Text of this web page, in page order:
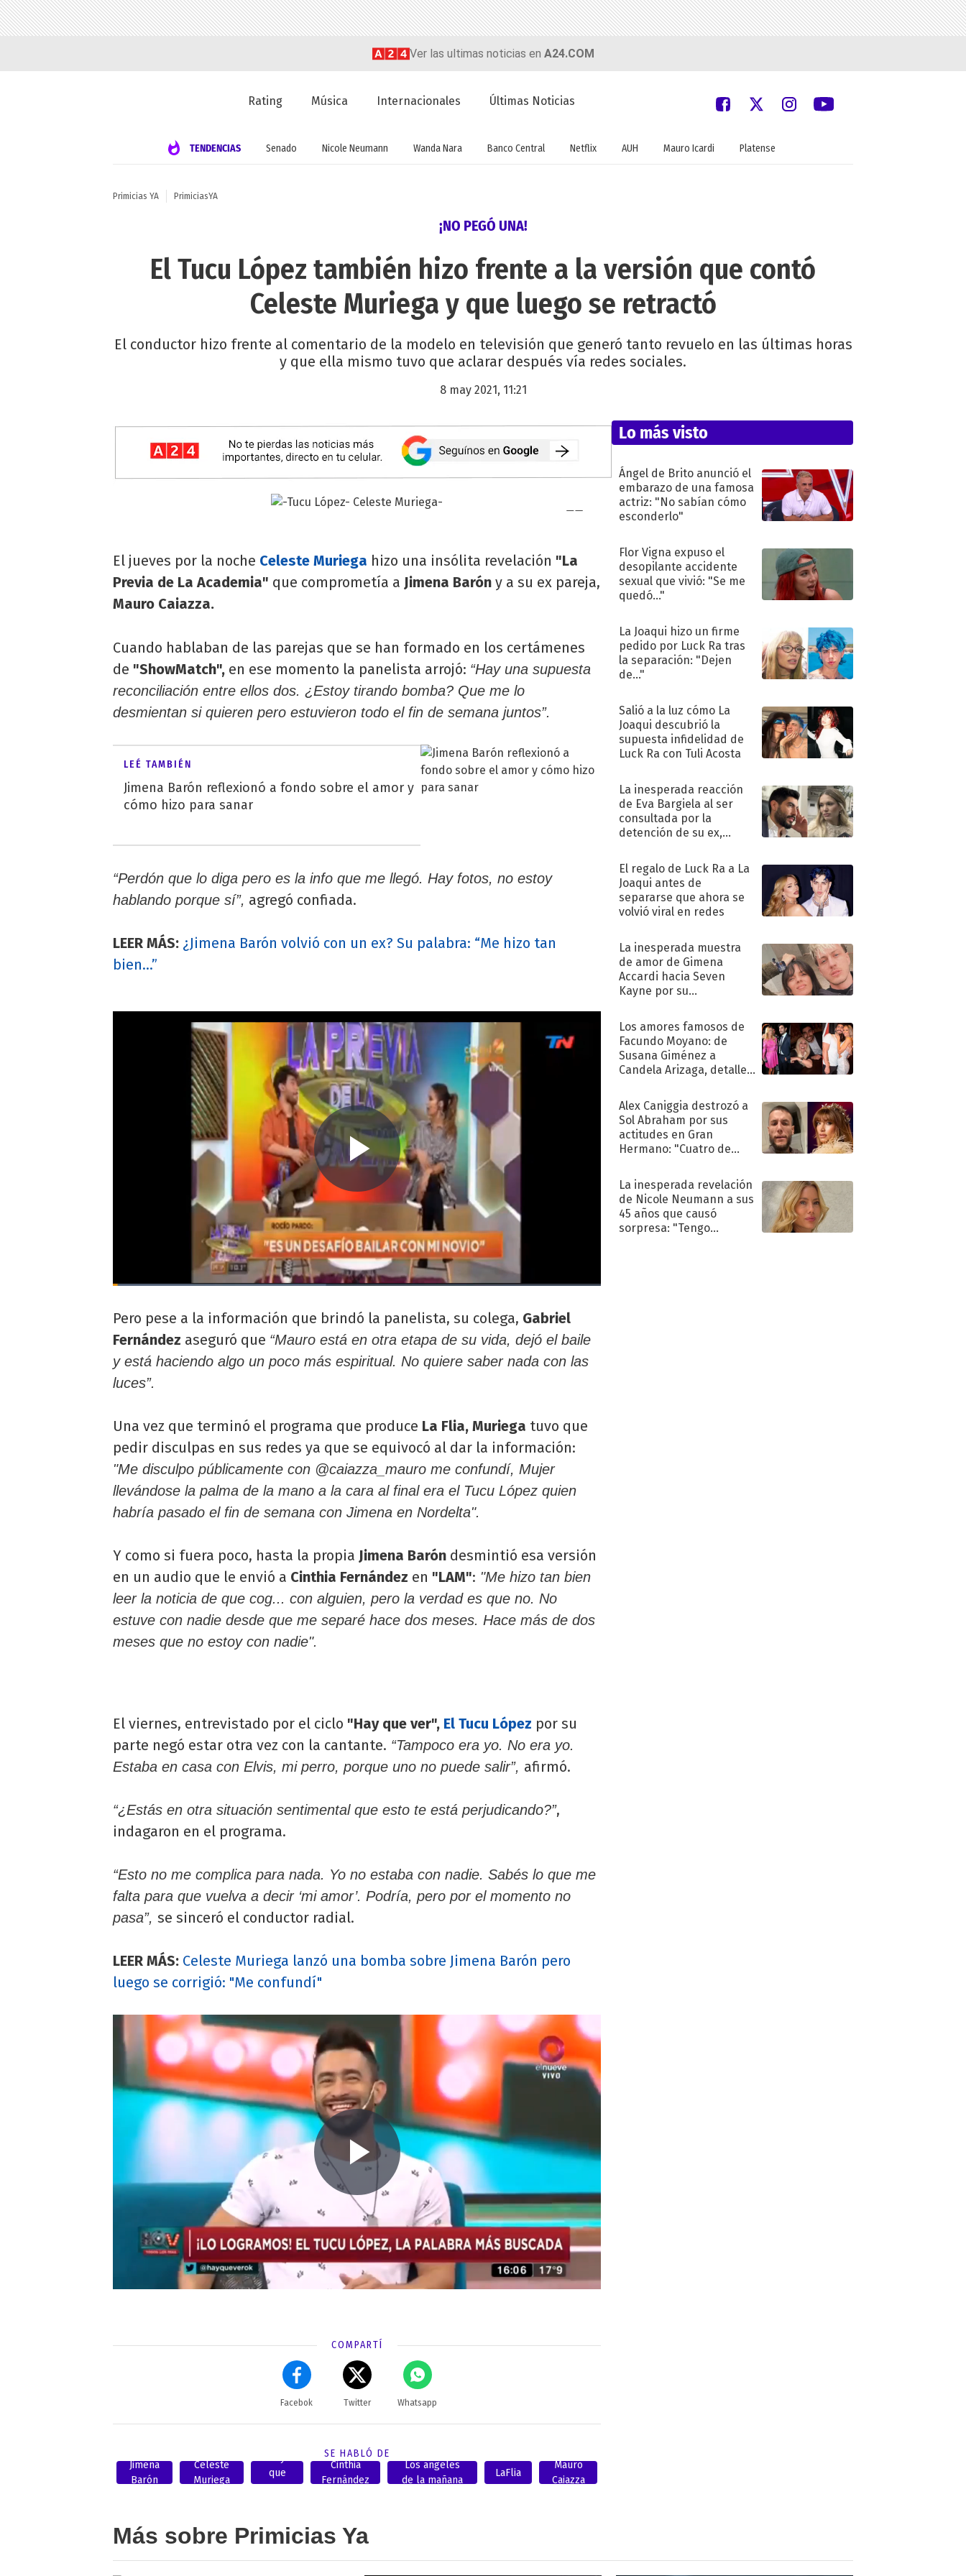
Ver las ultimas noticias en A24.COM
Rating Música Internacionales Últimas Noticias
TENDENCIAS Senado Nicole Neumann Wanda Nara Banco Central Netflix AUH Mauro Icardi Platense
Primicias YA PrimiciasYA
¡NO PEGÓ UNA!
El Tucu López también hizo frente a la versión que contó
Celeste Muriega y que luego se retractó
El conductor hizo frente al comentario de la modelo en televisión que generó tanto revuelo en las últimas horas
y que ella mismo tuvo que aclarar después vía redes sociales.
8 may 2021, 11:21
El jueves por la noche Celeste Muriega hizo una insólita revelación "La
Previa de La Academia" que comprometía a Jimena Barón y a su ex pareja,
Mauro Caiazza.
Cuando hablaban de las parejas que se han formado en los certámenes
de "ShowMatch", en ese momento la panelista arrojó: “Hay una supuesta
reconciliación entre ellos dos. ¿Estoy tirando bomba? Que me lo
desmientan si quieren pero estuvieron todo el fin de semana juntos”.
LEÉ TAMBIÉN
Jimena Barón reflexionó a fondo sobre el amor y
cómo hizo para sanar
“Perdón que lo diga pero es la info que me llegó. Hay fotos, no estoy
hablando porque sí”, agregó confiada.
LEER MÁS: ¿Jimena Barón volvió con un ex? Su palabra: “Me hizo tan
bien…”
Pero pese a la información que brindó la panelista, su colega, Gabriel
Fernández aseguró que “Mauro está en otra etapa de su vida, dejó el baile
y está haciendo algo un poco más espiritual. No quiere saber nada con las
luces”.
Una vez que terminó el programa que produce La Flia, Muriega tuvo que
pedir disculpas en sus redes ya que se equivocó al dar la información:
"Me disculpo públicamente con @caiazza_mauro me confundí, Mujer
llevándose la palma de la mano a la cara al final era el Tucu López quien
habría pasado el fin de semana con Jimena en Nordelta".
Y como si fuera poco, hasta la propia Jimena Barón desmintió esa versión
en un audio que le envió a Cinthia Fernández en "LAM": "Me hizo tan bien
leer la noticia de que cog... con alguien, pero la verdad es que no. No
estuve con nadie desde que me separé hace dos meses. Hace más de dos
meses que no estoy con nadie".
El viernes, entrevistado por el ciclo "Hay que ver", El Tucu López por su
parte negó estar otra vez con la cantante. “Tampoco era yo. No era yo.
Estaba en casa con Elvis, mi perro, porque uno no puede salir”, afirmó.
“¿Estás en otra situación sentimental que esto te está perjudicando?”,
indagaron en el programa.
“Esto no me complica para nada. Yo no estaba con nadie. Sabés lo que me
falta para que vuelva a decir ‘mi amor’. Podría, pero por el momento no
pasa”, se sinceró el conductor radial.
LEER MÁS: Celeste Muriega lanzó una bomba sobre Jimena Barón pero
luego se corrigió: "Me confundí"
COMPARTÍ
Facebok Twitter Whatsapp
SE HABLÓ DE
Jimena
Barón
Celeste
Muriega
que
ver
Cinthia
Fernández
Los angeles
de la mañana
LaFlia
Mauro
Caiazza
Lo más visto
Ángel de Brito anunció el
embarazo de una famosa
actriz: "No sabían cómo
esconderlo"
Flor Vigna expuso el
desopilante accidente
sexual que vivió: "Se me
quedó..."
La Joaqui hizo un firme
pedido por Luck Ra tras
la separación: "Dejen
de..."
Salió a la luz cómo La
Joaqui descubrió la
supuesta infidelidad de
Luck Ra con Tuli Acosta
La inesperada reacción
de Eva Bargiela al ser
consultada por la
detención de su ex,
El regalo de Luck Ra a La
Joaqui antes de
separarse que ahora se
volvió viral en redes
La inesperada muestra
de amor de Gimena
Accardi hacia Seven
Kayne por su
Los amores famosos de
Facundo Moyano: de
Susana Giménez a
Candela Arizaga, detalles
sentimental
Alex Caniggia destrozó a
Sol Abraham por sus
actitudes en Gran
Hermano: "Cuatro de
La inesperada revelación
de Nicole Neumann a sus
45 años que causó
sorpresa: "Tengo
Más sobre Primicias Ya